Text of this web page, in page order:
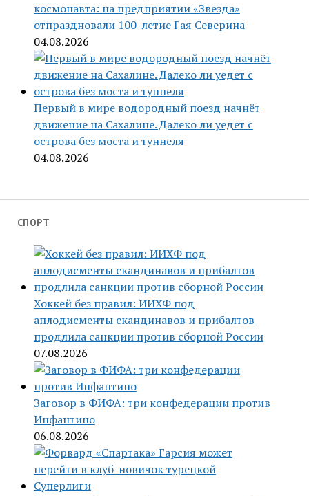
космонавта: на предприятии «Звезда»
отпраздновали 100-летие Гая Северина
04.08.2026
Первый в мире водородный поезд начнёт
движение на Сахалине. Далеко ли уедет с
острова без моста и туннеля
04.08.2026
СПОРТ
Хоккей без правил: ИИХФ под
аплодисменты скандинавов и прибалтов
продлила санкции против сборной России
07.08.2026
Заговор в ФИФА: три конфедерации против
Инфантино
06.08.2026